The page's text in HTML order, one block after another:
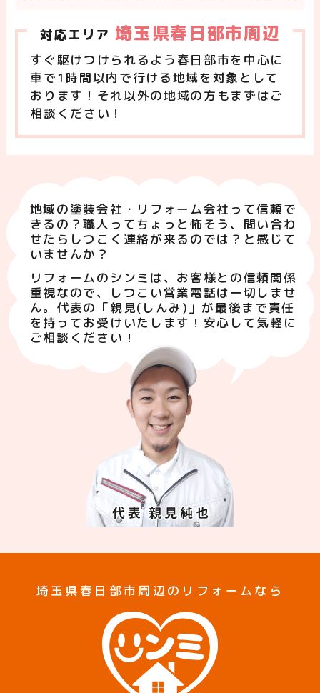
対応エリア 埼玉県春日部市周辺
すぐ駆けつけられるよう春日部市を中心に
車で1時間以内で行ける地域を対象として
おります！それ以外の地域の方もまずはご
相談ください！
地域の塗装会社・リフォーム会社って信頼で
きるの？職人ってちょっと怖そう、問い合わ
せたらしつこく連絡が来るのでは？と感じて
いませんか？
リフォームのシンミは、お客様との信頼関係
重視なので、しつこい営業電話は一切しませ
ん。代表の「親見(しんみ)」が最後まで責任
を持ってお受けいたします！安心して気軽に
ご相談ください！
埼玉県春日部市周辺のリフォームなら